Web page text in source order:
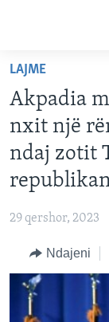
faqen
kryesore
tek
faqja
kryesore
tek
FAQJA
KATEGORITË
AMERIKA
BALLKANI
BOTA
MJEDISI
KULTURË
SHKENCË
DITARI
Learning English
FOLLOW US
Gjuhët
LAJME
Akpadia
nxit një
ndaj zotit
29 qershor, 2023
Ndajeni